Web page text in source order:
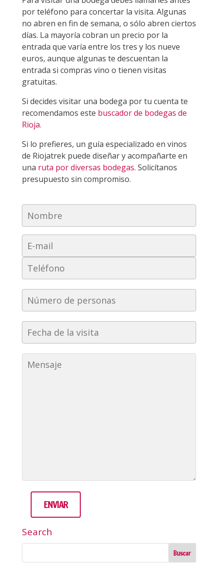
por teléfono para concertar la visita. Algunas
no abren en fin de semana, o sólo abren ciertos
días. La mayoría cobran un precio por la
entrada que varía entre los tres y los nueve
euros, aunque algunas te descuentan la
entrada si compras vino o tienen visitas
gratuitas.
Si decides visitar una bodega por tu cuenta te
recomendamos este buscador de bodegas de
Rioja.
Si lo prefieres, un guía especializado en vinos
de Riojatrek puede diseñar y acompañarte en
una ruta por diversas bodegas. Solicítanos
presupuesto sin compromiso.
Search